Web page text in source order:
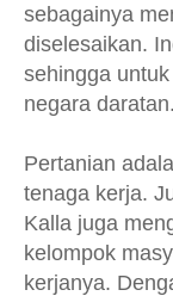
sebagainya
diselesaikan.
sehingga
negara daratan.
Pertanian
tenaga kerja.
Kalla juga
kelompok
kerjanya.